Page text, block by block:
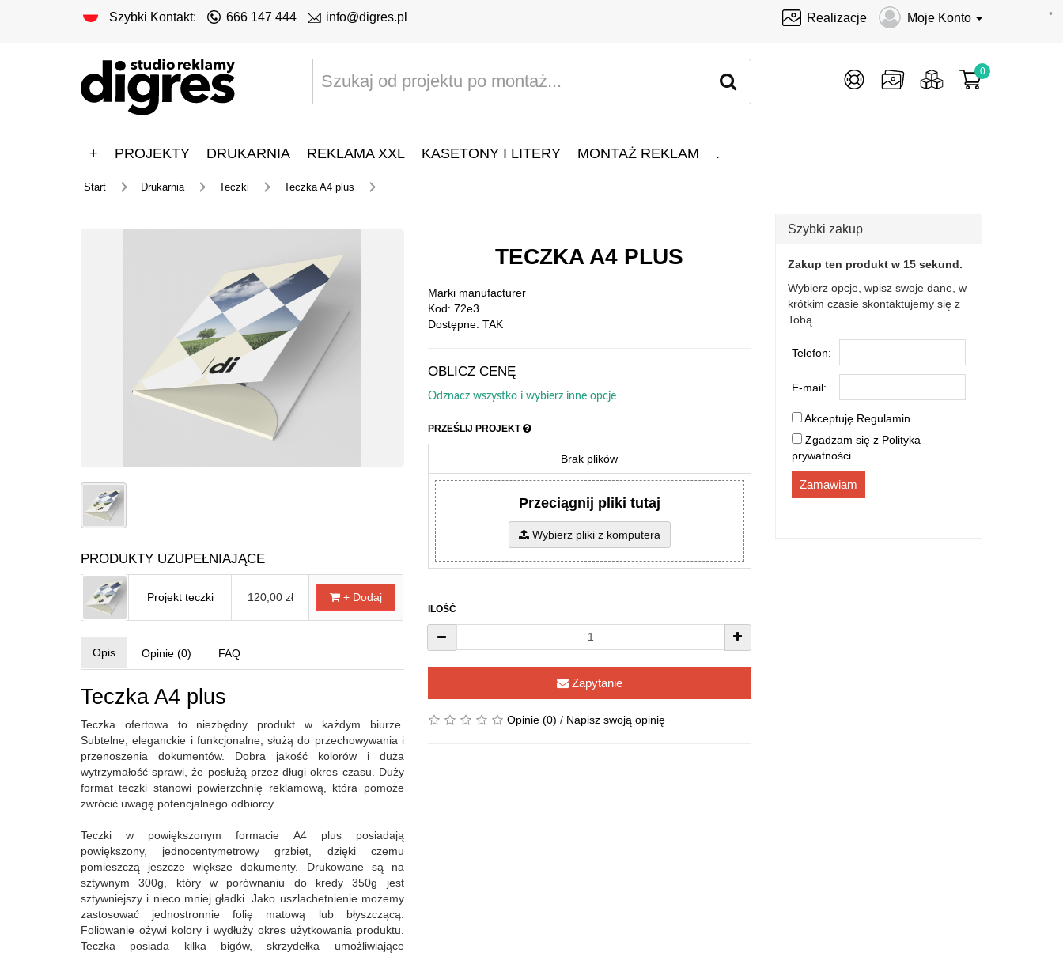
•
Szybki Kontakt: 666 147 444 info@digres.pl Realizacje Moje Konto
0
+ PROJEKTY DRUKARNIA REKLAMA XXL KASETONY I LITERY MONTAŻ REKLAM .
Start Drukarnia Teczki Teczka A4 plus
PRODUKTY UZUPEŁNIAJĄCE
Projekt teczki 120,00 zł + Dodaj
Opis Opinie (0) FAQ
Teczka A4 plus
Teczka ofertowa to niezbędny produkt w każdym biurze.
Subtelne, eleganckie i funkcjonalne, służą do przechowywania i
przenoszenia dokumentów. Dobra jakość kolorów i duża
wytrzymałość sprawi, że posłużą przez długi okres czasu. Duży
format teczki stanowi powierzchnię reklamową, która pomoże
zwrócić uwagę potencjalnego odbiorcy.
Teczki w powiększonym formacie A4 plus posiadają
powiększony, jednocentymetrowy grzbiet, dzięki czemu
pomieszczą jeszcze większe dokumenty. Drukowane są na
sztywnym 300g, który w porównaniu do kredy 350g jest
sztywniejszy i nieco mniej gładki. Jako uszlachetnienie możemy
zastosować jednostronnie folię matową lub błyszczącą.
Foliowanie ożywi kolory i wydłuży okres użytkowania produktu.
Teczka posiada kilka bigów, skrzydełka umożliwiające
TECZKA A4 PLUS
Marki manufacturer
Kod: 72e3
Dostępne: TAK
OBLICZ CENĘ
Odznacz wszystko i wybierz inne opcje
PRZEŚLIJ PROJEKT
Brak plików
Przeciągnij pliki tutaj
Wybierz pliki z komputera
ILOŚĆ
Zapytanie
Opinie (0) / Napisz swoją opinię
Szybki zakup
Zakup ten produkt w 15 sekund.
Wybierz opcje, wpisz swoje dane, w
krótkim czasie skontaktujemy się z
Tobą.
Telefon:
E-mail:
Akceptuję Regulamin
Zgadzam się z Polityka
prywatności
Zamawiam